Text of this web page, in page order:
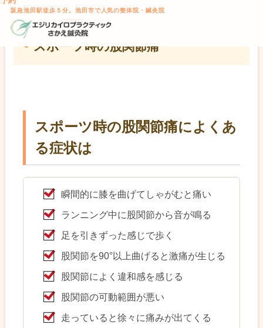
本文へスキップ
阪急池田駅徒歩５分。池田市で人気の整体院・鍼灸院
TOP
スポーツ時の股関節痛
スポーツ時の股関節痛によくあ
る症状は
瞬間的に膝を曲げてしゃがむと痛い
ランニング中に股関節から音が鳴る
足を引きずった感じで歩く
股関節を90°以上曲げると激痛が生じる
股関節によく違和感を感じる
股関節の可動範囲が悪い
走っていると徐々に痛みが出てくる